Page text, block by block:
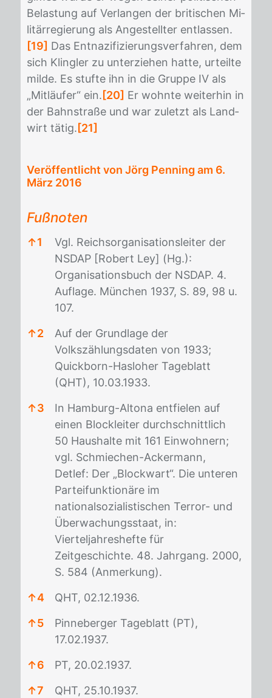
Be­las­tung auf Ver­lan­gen der bri­ti­schen Mi­
li­tär­re­gie­rung als An­ge­stell­ter ent­las­sen.
[19] Das Ent­na­zi­fi­zie­rungs­ver­fah­ren, dem
sich Kling­ler zu un­ter­zie­hen hat­te, ur­teil­te
mil­de. Es stuf­te ihn in die Grup­pe IV als
„Mit­läu­fer“ ein. [20] Er wohn­te wei­ter­hin in
der Bahn­stra­ße und war zu­letzt als Land­
wirt tä­tig. [21]
Veröffentlicht von Jörg Penning am 6.
März 2016
Fußnoten
↑1
Vgl. Reichsorganisationsleiter der
NSDAP [Robert Ley] (Hg.):
Organisationsbuch der NSDAP. 4.
Auflage. München 1937, S. 89, 98 u.
107.
↑2
Auf der Grundlage der
Volkszählungsdaten von 1933;
Quickborn-Hasloher Tageblatt
(QHT), 10.03.1933.
↑3
In Hamburg-Altona entfielen auf
einen Blockleiter durchschnittlich
50 Haushalte mit 161 Einwohnern;
vgl. Schmiechen-Ackermann,
Detlef: Der „Blockwart“. Die unteren
Parteifunktionäre im
nationalsozialistischen Terror- und
Überwachungsstaat, in:
Vierteljahreshefte für
Zeitgeschichte. 48. Jahrgang. 2000,
S. 584 (Anmerkung).
↑4
QHT, 02.12.1936.
↑5
Pinneberger Tageblatt (PT),
17.02.1937.
↑6
PT, 20.02.1937.
↑7 QHT, 25.10.1937.